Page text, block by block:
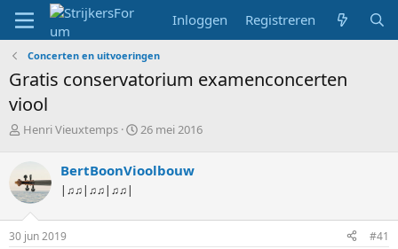
Inloggen Registreren
Concerten en uitvoeringen
Gratis conservatorium examenconcerten
viool
T
i
c
s
t
a
Henri Vieuxtemps
S
r
a
26 mei 2016
BertBoonVioolbouw
|♫♫|♫♫|♫♫|
30 jun 2019 #41